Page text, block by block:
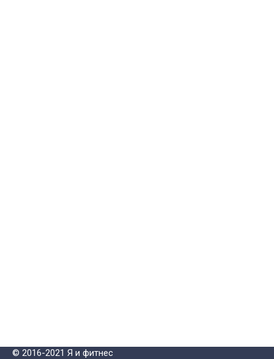
© 2016-2021 Я и фитнес